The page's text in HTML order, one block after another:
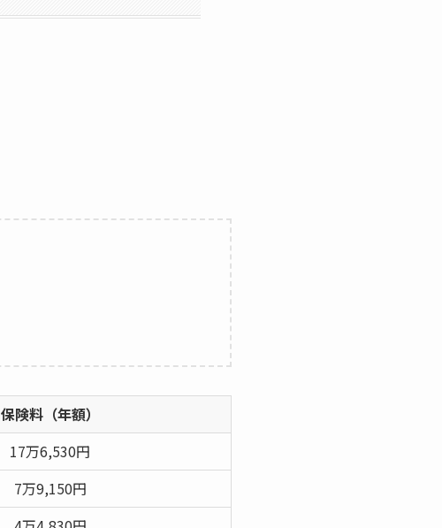
保険料（年額）
17万6,530円
7万9,150円